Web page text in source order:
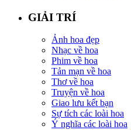
GIẢI TRÍ
Ảnh hoa đẹp
Nhạc về hoa
Phim về hoa
Tản mạn về hoa
Thơ về hoa
Truyện về hoa
Giao lưu kết bạn
Sự tích các loài hoa
Ý nghĩa các loài hoa